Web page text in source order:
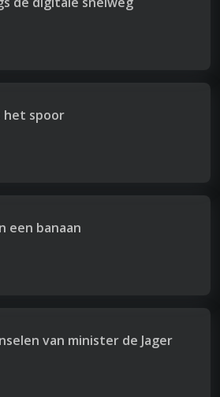
het spoor
een banaan
van minister de Jager